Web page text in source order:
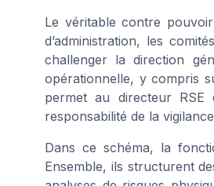
Le véritable contre
d’administration, les
challenger la direction
opérationnelle, y compris
permet au directeur
responsabilité de la
Dans ce schéma, la
Ensemble, ils structurent